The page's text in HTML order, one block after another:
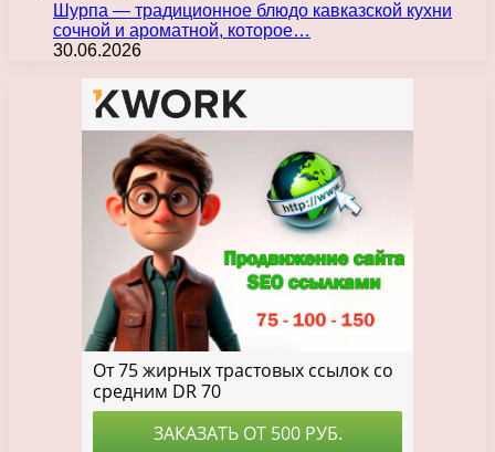
Шурпа — традиционное блюдо кавказской кухни
сочной и ароматной, которое…
30.06.2026